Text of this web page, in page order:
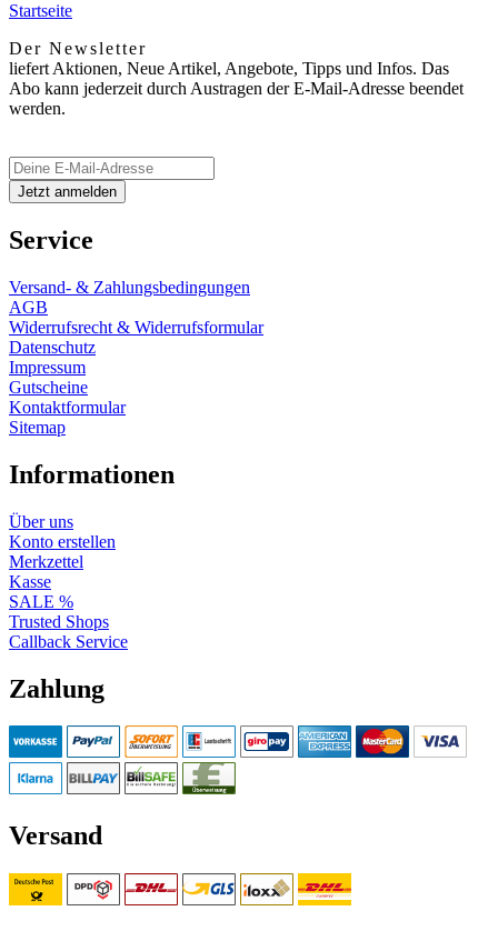
Startseite
Der Newsletter
liefert Aktionen, Neue Artikel, Angebote, Tipps und Infos. Das
Abo kann jederzeit durch Austragen der E-Mail-Adresse beendet
werden.
Service
Versand- & Zahlungsbedingungen
AGB
Widerrufsrecht & Widerrufsformular
Datenschutz
Impressum
Gutscheine
Kontaktformular
Sitemap
Informationen
Über uns
Konto erstellen
Merkzettel
Kasse
SALE %
Trusted Shops
Callback Service
Zahlung
Versand